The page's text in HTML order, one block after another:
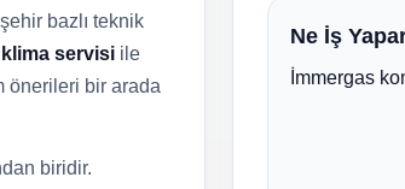
bazlı teknik
klima servisi ile
önerileri bir arada
biridir.
Ne İş
İmmergas